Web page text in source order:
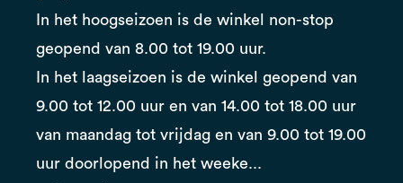
In het hoogseizoen is de winkel non-stop
geopend van 8.00 tot 19.00 uur.
In het laagseizoen is de winkel geopend van
9.00 tot 12.00 uur en van 14.00 tot 18.00 uur
van maandag tot vrijdag en van 9.00 tot 19.00
uur doorlopend in het weeke...